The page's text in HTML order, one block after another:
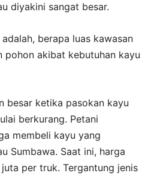
diyakini sangat besar.
berapa luas kawasan
pohon akibat kebutuhan kayu
besar ketika pasokan kayu
berkurang. Petani
membeli kayu yang
Sumbawa. Saat ini, harga
per truk. Tergantung jenis